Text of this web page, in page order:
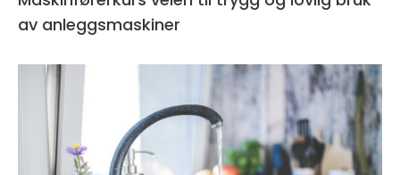
av anleggsmaskiner